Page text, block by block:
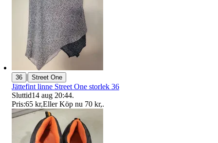
36 | Street One
Jättefint linne Street One storlek 36
Sluttid14 aug 20:44.
Pris:65 kr,Eller Köp nu 70 kr,.